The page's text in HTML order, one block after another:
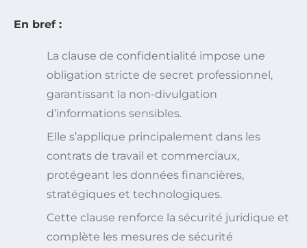
En bref :
La clause de confidentialité impose une
obligation stricte de secret professionnel,
garantissant la non-divulgation
d’informations sensibles.
Elle s’applique principalement dans les
contrats de travail et commerciaux,
protégeant les données financières,
stratégiques et technologiques.
Cette clause renforce la sécurité juridique et
complète les mesures de sécurité